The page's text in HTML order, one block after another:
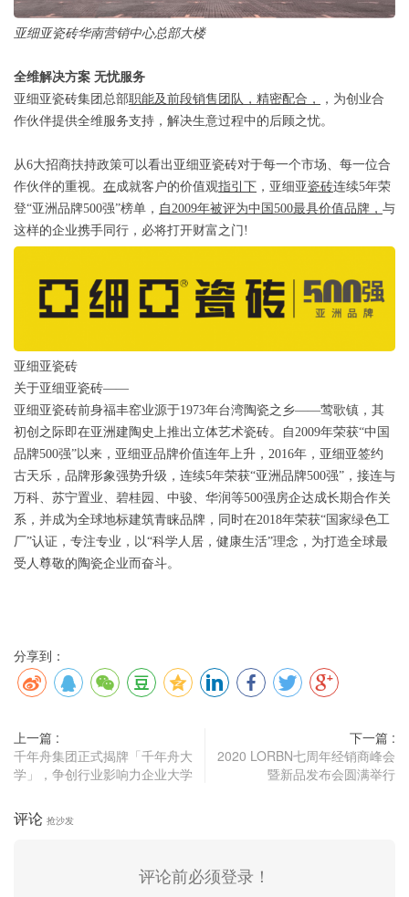
亚细亚瓷砖华南营销中心总部大楼
全维解决方案 无忧服务
亚细亚瓷砖集团总部职能及前段销售团队，精密配合，
，为创业合
作伙伴提供全维服务支持，解决生意过程中的后顾之忧。
从6大招商扶持政策可以看出亚细亚瓷砖对于每一个市场、每一位合
作伙伴的重视。 在成就客户的价值观指引下 ，亚细亚瓷砖连续5年荣
登“亚洲品牌500强”榜单， 自 2009年被评为中国500最具价值品牌， 与
这样的企业携手同行，必将打开财富之门!
亚细亚瓷砖
关于亚细亚瓷砖——
亚细亚瓷砖前身福丰窑业源于1973年台湾陶瓷之乡——莺歌镇，其
初创之际即在亚洲建陶史上推出立体艺术瓷砖。自2009年荣获“中国
品牌500强”以来，亚细亚品牌价值连年上升，2016年，亚细亚签约
古天乐，品牌形象强势升级，连续5年荣获“亚洲品牌500强”，接连与
万科、苏宁置业、碧桂园、中骏、华润等500强房企达成长期合作关
系，并成为全球地标建筑青睐品牌，同时在2018年荣获“国家绿色工
厂”认证，专注专业，以“科学人居，健康生活”理念，为打造全球最
受人尊敬的陶瓷企业而奋斗。
分享到：
上一篇 :
千年舟集团正式揭牌「千年舟大
学」，争创行业影响力企业大学
下一篇 :
2020 LORBN七周年经销商峰会
暨新品发布会圆满举行
评论 抢沙发
评论前必须登录！